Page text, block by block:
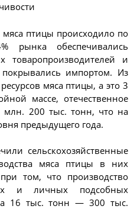
птицы происходило по
рынка обеспечивались
товаропроизводителей и
импортом. Из
мяса птицы, а это 3
массе, отечественное
млн. 200 тыс. тонн, что на
предыдущего года.
сельскохозяйственные
мяса птицы в них
том, что производство
и личных подсобных
16 тыс. тонн — 300 тыс.